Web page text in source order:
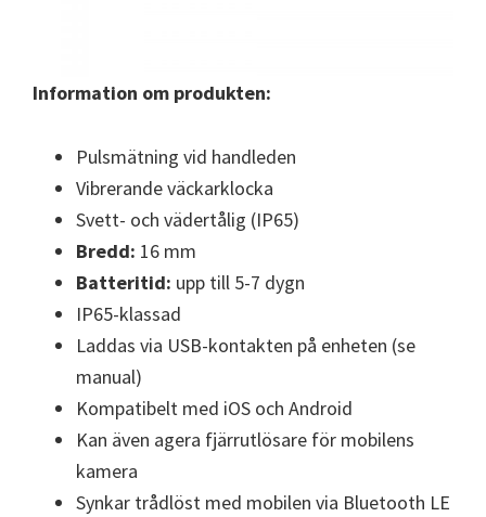
Information om produkten:
Pulsmätning vid handleden
Vibrerande väckarklocka
Svett- och vädertålig (IP65)
Bredd: 16 mm
Batteritid: upp till 5-7 dygn
IP65-klassad
Laddas via USB-kontakten på enheten (se
manual)
Kompatibelt med iOS och Android
Kan även agera fjärrutlösare för mobilens
kamera
Synkar trådlöst med mobilen via Bluetooth LE